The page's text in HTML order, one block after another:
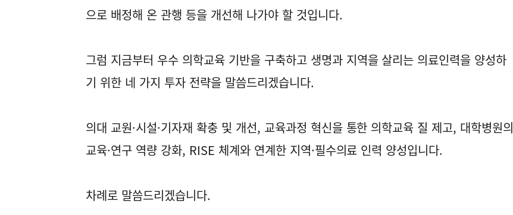
으로 배정해 온 관행 등을 개선해 나가야 할 것입니다.
그럼 지금부터 우수 의학교육 기반을 구축하고 생명과 지역을 살리는 의료인력을 양성하
기 위한 네 가지 투자 전략을 말씀드리겠습니다.
의대 교원·시설·기자재 확충 및 개선, 교육과정 혁신을 통한 의학교육 질 제고, 대학병원의
교육·연구 역량 강화, RISE 체계와 연계한 지역·필수의료 인력 양성입니다.
차례로 말씀드리겠습니다.